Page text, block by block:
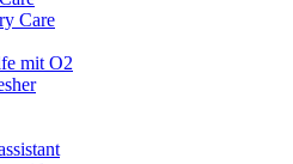
Care
mit O2